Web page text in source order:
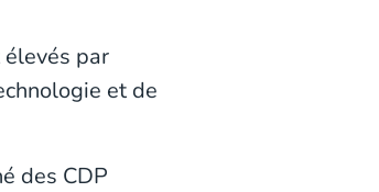
par
et de
des CDP